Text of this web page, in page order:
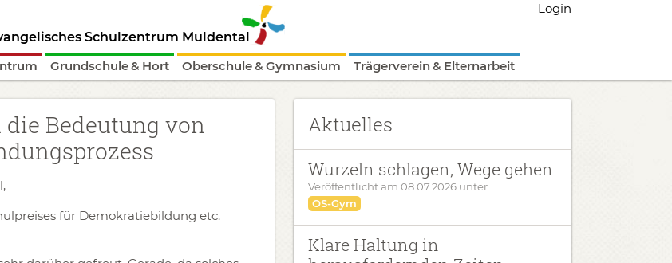
Schulzentrum Muldental
Login
Grundschule & Hort Oberschule & Gymnasium Trägerverein & Elternarbeit
Bedeutung von
für Demokratiebildung etc.
Aktuelles
Wurzeln schlagen, Wege gehen
Veröffentlicht am 08.07.2026 unter
OS-Gym
Klare Haltung in